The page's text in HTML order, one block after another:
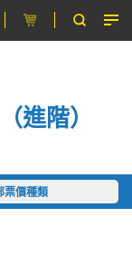
進階）
票價種類